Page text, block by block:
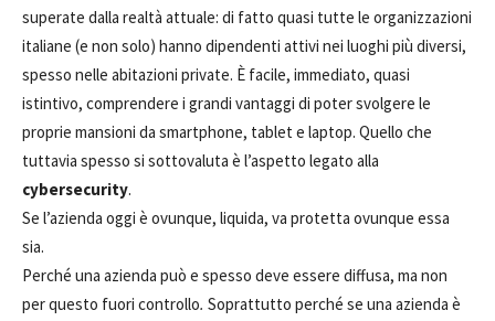
superate dalla realtà attuale: di fatto quasi tutte le organizzazioni
italiane (e non solo) hanno dipendenti attivi nei luoghi più diversi,
spesso nelle abitazioni private. È facile, immediato, quasi
istintivo, comprendere i grandi vantaggi di poter svolgere le
proprie mansioni da smartphone, tablet e laptop. Quello che
tuttavia spesso si sottovaluta è l’aspetto legato alla
cybersecurity.
Se l’azienda oggi è ovunque, liquida, va protetta ovunque essa
sia.
Perché una azienda può e spesso deve essere diffusa, ma non
per questo fuori controllo. Soprattutto perché se una azienda è